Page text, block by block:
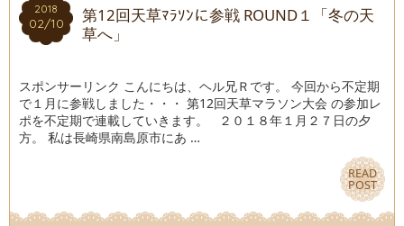
2018
02/10
2018
02/10
第12回天草ﾏﾗｿﾝに参戦 ROUND１「冬の天
草へ」
スポンサーリンク こんにちは、ヘル兄Ｒです。 今回から不定期
で１月に参戦しました・・・ 第12回天草マラソン大会 の参加レ
ポを不定期で連載していきます。 ２０１８年１月２７日の夕
方。 私は長崎県南島原市にあ …
READ
POST
READ
POST